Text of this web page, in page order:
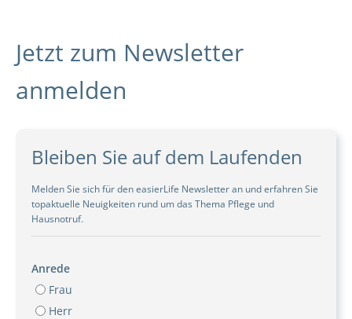
Jetzt zum Newsletter
anmelden
Bleiben Sie auf dem Laufenden
Melden Sie sich für den easierLife Newsletter an und erfahren Sie
topaktuelle Neuigkeiten rund um das Thema Pflege und
Hausnotruf.
Anrede
Frau
Herr